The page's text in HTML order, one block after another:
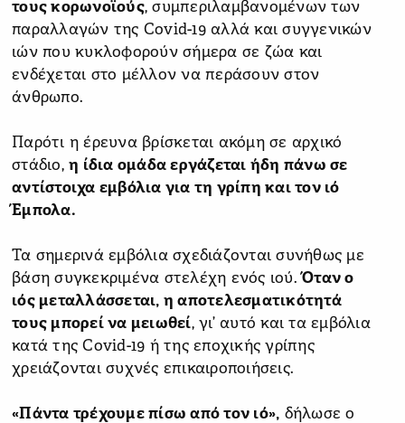
τους κορωνοϊούς, συμπεριλαμβανομένων των
παραλλαγών της Covid-19 αλλά και συγγενικών
ιών που κυκλοφορούν σήμερα σε ζώα και
ενδέχεται στο μέλλον να περάσουν στον
άνθρωπο.
Παρότι η έρευνα βρίσκεται ακόμη σε αρχικό
στάδιο, η ίδια ομάδα εργάζεται ήδη πάνω σε
αντίστοιχα εμβόλια για τη γρίπη και τον ιό
Έμπολα.
Τα σημερινά εμβόλια σχεδιάζονται συνήθως με
βάση συγκεκριμένα στελέχη ενός ιού.Όταν ο
ιός μεταλλάσσεται, η αποτελεσματικότητά
τους μπορεί να μειωθεί, γι’ αυτό και τα εμβόλια
κατά της Covid-19 ή της εποχικής γρίπης
χρειάζονται συχνές επικαιροποιήσεις.
«Πάντα τρέχουμε πίσω από τον ιό», δήλωσε ο